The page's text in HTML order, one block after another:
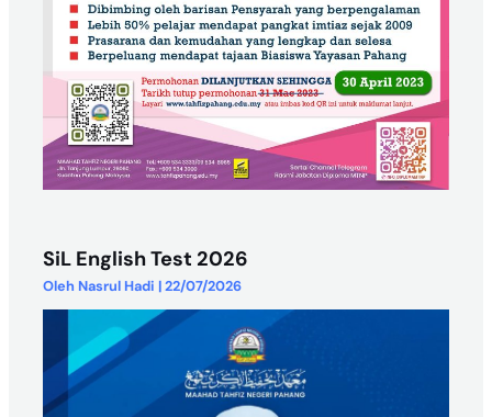
SiL English Test 2026
Oleh Nasrul Hadi |22/07/2026